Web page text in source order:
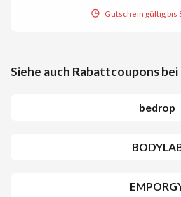
Gutschein gültig bis
Siehe auch Rabattcoupons
bedrop